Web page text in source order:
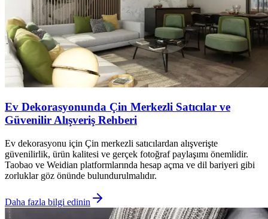
Ev Dekorasyonunda Çin Merkezli Satıcılar ve
Güvenilir Alışveriş Rehberi
Ev dekorasyonu için Çin merkezli satıcılardan alışverişte
güvenilirlik, ürün kalitesi ve gerçek fotoğraf paylaşımı önemlidir.
Taobao ve Weidian platformlarında hesap açma ve dil bariyeri gibi
zorluklar göz önünde bulundurulmalıdır.
Daha fazla bilgi edinin